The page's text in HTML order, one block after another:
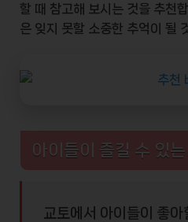
할 때 참고해 보시는 것을 추천
은 잊지 못할 소중한 추억이 될
아이들이 즐길 수 있
교토에서 아이들이 좋